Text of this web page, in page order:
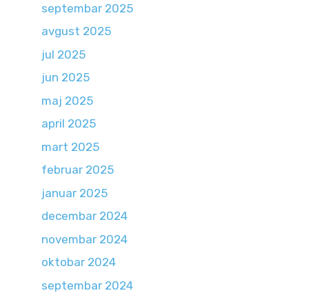
septembar 2025
avgust 2025
jul 2025
jun 2025
maj 2025
april 2025
mart 2025
februar 2025
januar 2025
decembar 2024
novembar 2024
oktobar 2024
septembar 2024